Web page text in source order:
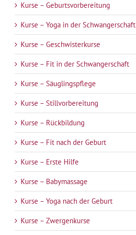
Kurse – Geburtsvorbereitung
Kurse – Yoga in der Schwangerschaft
Kurse – Geschwisterkurse
Kurse – Fit in der Schwangerschaft
Kurse – Säuglingspflege
Kurse – Stillvorbereitung
Kurse – Rückbildung
Kurse – Fit nach der Geburt
Kurse – Erste Hilfe
Kurse – Babymassage
Kurse – Yoga nach der Geburt
Kurse – Zwergenkurse